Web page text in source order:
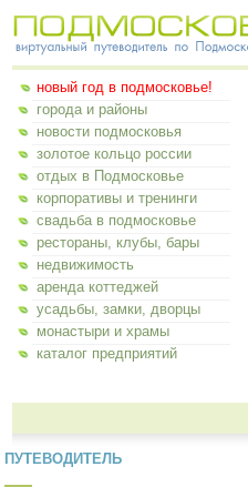
новый год в подмосковье!
города и районы
новости подмосковья
золотое кольцо россии
отдых в Подмосковье
корпоративы и тренинги
свадьба в подмосковье
рестораны, клубы, бары
недвижимость
аренда коттеджей
усадьбы, замки, дворцы
монастыри и храмы
каталог предприятий
ПУТЕВОДИТЕЛЬ